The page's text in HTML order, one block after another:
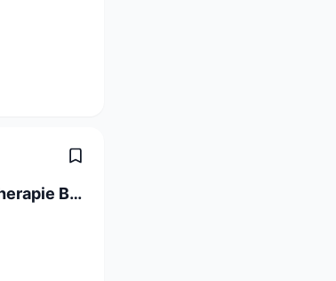
Vorpraktikantin/Vorpraktikant Handtherapie Bruderholz Frühling 2027 (a) 100%